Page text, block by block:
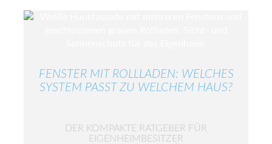
FENSTER MIT ROLLLADEN: WELCHES
SYSTEM PASST ZU WELCHEM HAUS?
DER KOMPAKTE RATGEBER FÜR
EIGENHEIMBESITZER